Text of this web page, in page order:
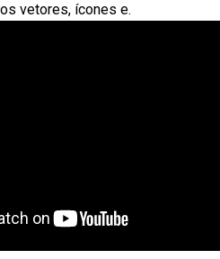
vetores, ícones e.